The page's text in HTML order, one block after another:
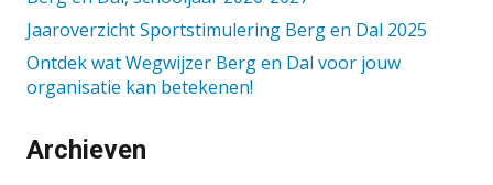
Jaaroverzicht Sportstimulering Berg en Dal 2025
Ontdek wat Wegwijzer Berg en Dal voor jouw
organisatie kan betekenen!
Archieven